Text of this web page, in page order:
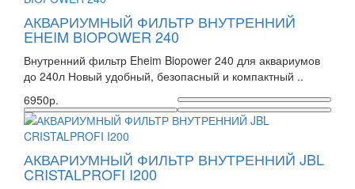
АКВАРИУМНЫЙ ФИЛЬТР ВНУТРЕННИЙ
EHEIM BIOPOWER 240
Внутренний фильтр Eheim Biopower 240 для аквариумов
до 240л Новый удобный, безопасный и компактный ..
6950р.
АКВАРИУМНЫЙ ФИЛЬТР ВНУТРЕННИЙ JBL
CRISTALPROFI I200